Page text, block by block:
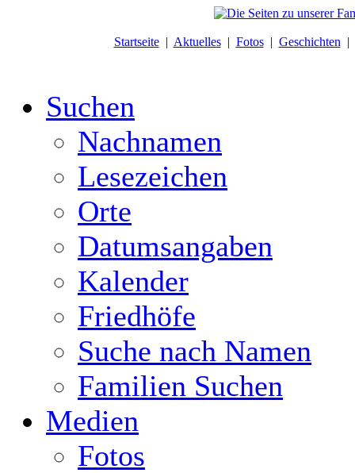
Startseite| Aktuelles| Fotos| Geschichten |
Suchen
Nachnamen
Lesezeichen
Orte
Datumsangaben
Kalender
Friedhöfe
Suche nach Namen
Familien Suchen
Medien
Fotos